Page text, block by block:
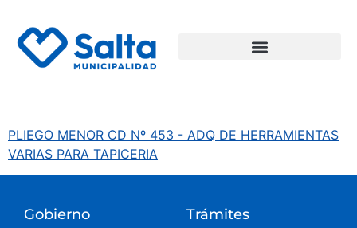
PLIEGO MENOR CD Nº 453 - ADQ DE HERRAMIENTAS
VARIAS PARA TAPICERIA
Gobierno Trámites